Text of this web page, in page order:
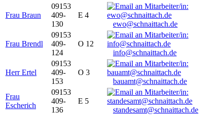
Frau Braun
09153
409-
130
E 4
ewo@schnaittach.de
Frau Brendl
09153
409-
124
O 12
info@schnaittach.de
Herr Ertel
09153
409-
153
O 3
bauamt@schnaittach.de
Frau
Escherich
09153
409-
136
E 5
standesamt@schnaittach.de